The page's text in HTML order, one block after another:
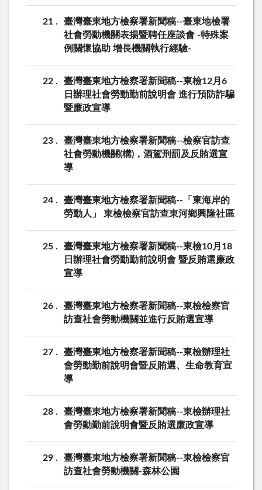
21
臺灣臺東地方檢察署新聞稿--臺東地檢署
社會勞動機關表揚暨聘任座談會 -特殊案
例關懷協助 增長機關執行經驗-
22
臺灣臺東地方檢察署新聞稿--東檢12月6
日辦理社會勞動勤前說明會 進行預防詐騙
暨廉政宣導
23
臺灣臺東地方檢察署新聞稿--檢察官訪查
社會勞動機關(構)，酒駕刑罰及反賄選宣
導
24
臺灣臺東地方檢察署新聞稿--「東海岸的
勞動人」 東檢檢察官訪查東河鄉興隆社區
25
臺灣臺東地方檢察署新聞稿--東檢10月18
日辦理社會勞動勤前說明會 暨反賄選廉政
宣導
26
臺灣臺東地方檢察署新聞稿--東檢檢察官
訪查社會勞動機關並進行反賄選宣導
27
臺灣臺東地方檢察署新聞稿--東檢辦理社
會勞動勤前說明會暨反賄選、生命教育宣
導
28
臺灣臺東地方檢察署新聞稿--東檢辦理社
會勞動勤前說明會暨反賄選廉政宣導
29
臺灣臺東地方檢察署新聞稿--東檢檢察官
訪查社會勞動機關-森林公園